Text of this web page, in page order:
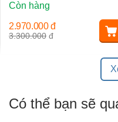
Còn hàng
3.300.000 đ
2.970.000 đ
Có thể bạn sẽ